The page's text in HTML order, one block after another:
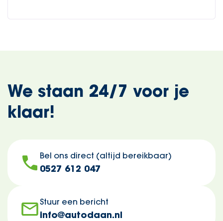
We staan 24/7 voor je
klaar!
Bel ons direct (altijd bereikbaar)
0527 612 047
Stuur een bericht
info@autodaan.nl